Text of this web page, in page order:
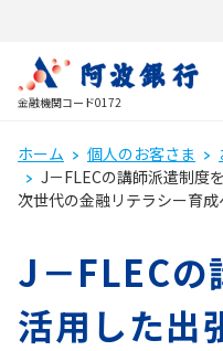
金融機関コード0172
ホーム 個人のお客さま
J－FLECの講師派遣制度
次世代の金融リテラシー育成
J－FLECの
活用した出